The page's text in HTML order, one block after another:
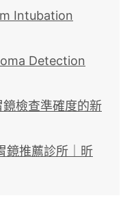
Intubation
Detection
鏡檢查準確度的新
鏡推薦診所｜昕